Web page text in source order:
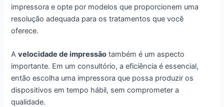
impressora e opte por modelos que proporcionem uma
resolução adequada para os tratamentos que você
oferece.
Avelocidade de impressão também é um aspecto
importante. Em um consultório, a eficiência é essencial,
então escolha uma impressora que possa produzir os
dispositivos em tempo hábil, sem comprometer a
qualidade.